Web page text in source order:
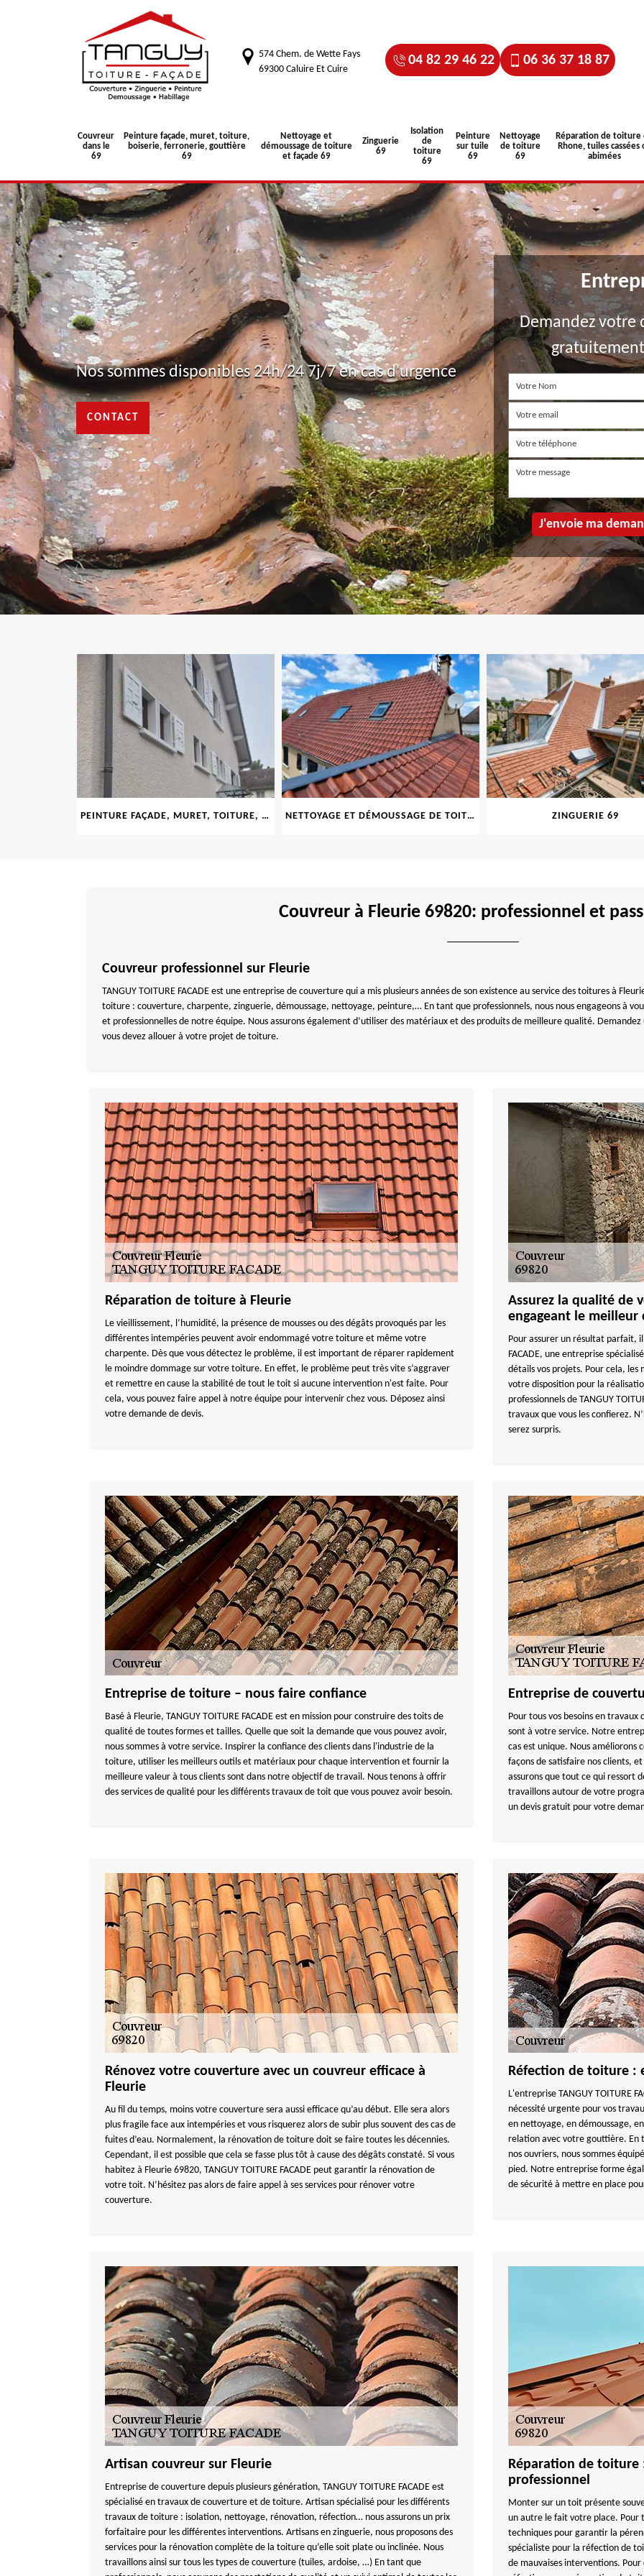
574 Chem. de Wette Fays
69300 Caluire Et Cuire
04 82 29 46 22 06 36 37 18 87
Couvreur
dans le
69
Peinture façade, muret, toiture,
boiserie, ferronerie, gouttière
69
Nettoyage et
démoussage de toiture
et façade 69
Zinguerie
69
Isolation
de
toiture
69
Peinture
sur tuile
69
Nettoyage
de toiture
69
Réparation de toiture
Rhone, tuiles cassées
abimées
Nos sommes disponibles 24h/24 7j/7 en cas d'urgence
CONTACT
Demandez votre
NETTOYAGE ET DÉMOUSSAGE DE TOITURE ET FAÇADE 69 ZINGUERIE 69 ISOLATION DE TOITURE 69
Couvreur à Fleurie 69820: professionnel et
Couvreur professionnel sur Fleurie
TANGUY TOITURE FACADE est une entreprise de couverture qui a mis plusieurs années de son existence au service des toitures à
toiture : couverture, charpente, zinguerie, démoussage, nettoyage, peinture,… En tant que professionnels, nous nous engageons à
et professionnelles de notre équipe. Nous assurons également d’utiliser des matériaux et des produits de meilleure qualité.
vous devez allouer à votre projet de toiture.
Réparation de toiture à Fleurie
Le vieillissement, l’humidité, la présence de mousses ou des dégâts provoqués par les
différentes intempéries peuvent avoir endommagé votre toiture et même votre
charpente. Dès que vous détectez le problème, il est important de réparer rapidement
le moindre dommage sur votre toiture. En effet, le problème peut très vite s’aggraver
et remettre en cause la stabilité de tout le toit si aucune intervention n'est faite. Pour
cela, vous pouvez faire appel à notre équipe pour intervenir chez vous. Déposez ainsi
votre demande de devis.
Assurez la qualité de
engageant le meilleur
Pour assurer un résultat parfait,
FACADE, une entreprise
détails vos projets. Pour cela,
votre disposition pour la
professionnels de TANGUY
travaux que vous les confierez.
serez surpris.
Entreprise de toiture – nous faire confiance
Basé à Fleurie, TANGUY TOITURE FACADE est en mission pour construire des toits de
qualité de toutes formes et tailles. Quelle que soit la demande que vous pouvez avoir,
nous sommes à votre service. Inspirer la confiance des clients dans l'industrie de la
toiture, utiliser les meilleurs outils et matériaux pour chaque intervention et fournir la
meilleure valeur à tous clients sont dans notre objectif de travail. Nous tenons à offrir
des services de qualité pour les différents travaux de toit que vous pouvez avoir besoin.
Entreprise de
Pour tous vos besoins en travaux
sont à votre service. Notre
cas est unique. Nous améliorons
façons de satisfaire nos clients,
assurons que tout ce qui ressort
travaillons autour de votre
un devis gratuit pour votre
Rénovez votre couverture avec un couvreur efficace à
Fleurie
Au fil du temps, moins votre couverture sera aussi efficace qu’au début. Elle sera alors
plus fragile face aux intempéries et vous risquerez alors de subir plus souvent des cas de
fuites d’eau. Normalement, la rénovation de toiture doit se faire toutes les décennies.
Cependant, il est possible que cela se fasse plus tôt à cause des dégâts constaté. Si vous
habitez à Fleurie 69820, TANGUY TOITURE FACADE peut garantir la rénovation de
votre toit. N’hésitez pas alors de faire appel à ses services pour rénover votre
couverture.
Réfection de toiture :
L'entreprise TANGUY TOITURE
nécessité urgente pour vos
en nettoyage, en démoussage,
relation avec votre gouttière. En
nos ouvriers, nous sommes
pied. Notre entreprise forme
de sécurité à mettre en place
Artisan couvreur sur Fleurie
Entreprise de couverture depuis plusieurs génération, TANGUY TOITURE FACADE est
spécialisé en travaux de couverture et de toiture. Artisan spécialisé pour les différents
travaux de toiture : isolation, nettoyage, rénovation, réfection… nous assurons un prix
forfaitaire pour les différentes interventions. Artisans en zinguerie, nous proposons des
services pour la rénovation complète de la toiture qu’elle soit plate ou inclinée. Nous
travaillons ainsi sur tous les types de couverture (tuiles, ardoise, …) En tant que
Réparation de toiture
professionnel
Monter sur un toit présente
un autre le fait votre place. Pour
techniques pour garantir la
spécialiste pour la réfection de
de mauvaises interventions.